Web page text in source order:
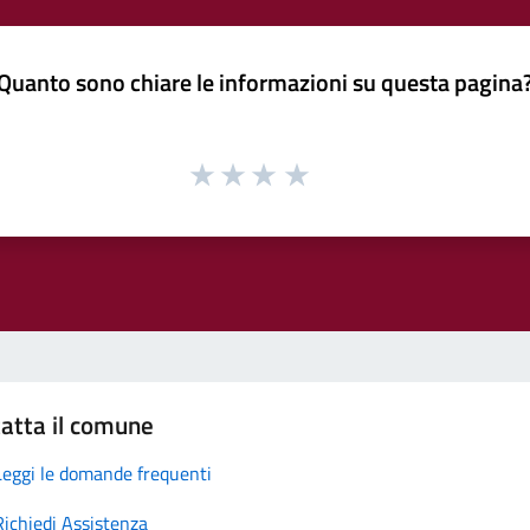
sono chiare le informazioni su questa
il comune
le domande frequenti
Assistenza